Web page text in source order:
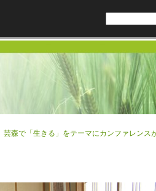
芸森で「生きる」をテーマにカンファレンス